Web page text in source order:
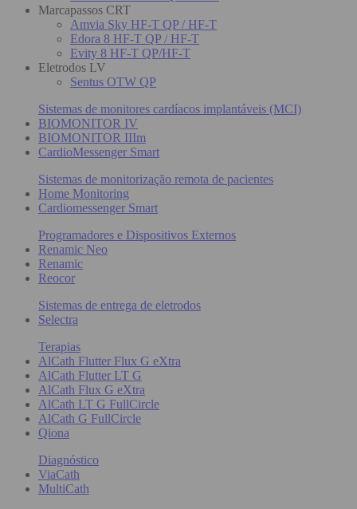
Marcapassos CRT
Amvia Sky HF-T QP / HF-T
Edora 8 HF-T QP / HF-T
Evity 8 HF-T QP/HF-T
Eletrodos LV
Sentus OTW QP
Sistemas de monitores cardíacos implantáveis (MCI)
BIOMONITOR IV
BIOMONITOR IIIm
CardioMessenger Smart
Sistemas de monitorização remota de pacientes
Home Monitoring
Cardiomessenger Smart
Programadores e Dispositivos Externos
Renamic Neo
Renamic
Reocor
Sistemas de entrega de eletrodos
Selectra
Terapias
AlCath Flutter Flux G eXtra
AlCath Flutter LT G
AlCath Flux G eXtra
AlCath LT G FullCircle
AlCath G FullCircle
Qiona
Diagnóstico
ViaCath
MultiCath